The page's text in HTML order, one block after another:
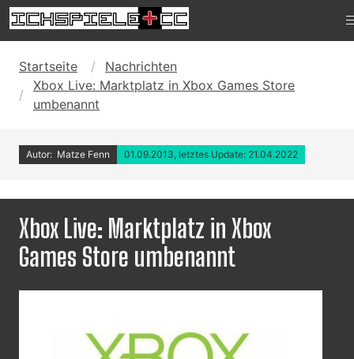
Startseite
Nachrichten
Xbox Live: Marktplatz in Xbox Games Store
umbenannt
Autor: Matze Fenn 01.09.2013, letztes Update: 21.04.2022
Xbox Live: Marktplatz in Xbox
Games Store umbenannt